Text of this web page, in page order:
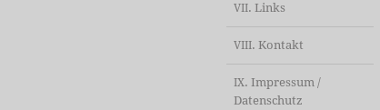
VII. Links
VIII. Kontakt
IX. Impressum /
Datenschutz